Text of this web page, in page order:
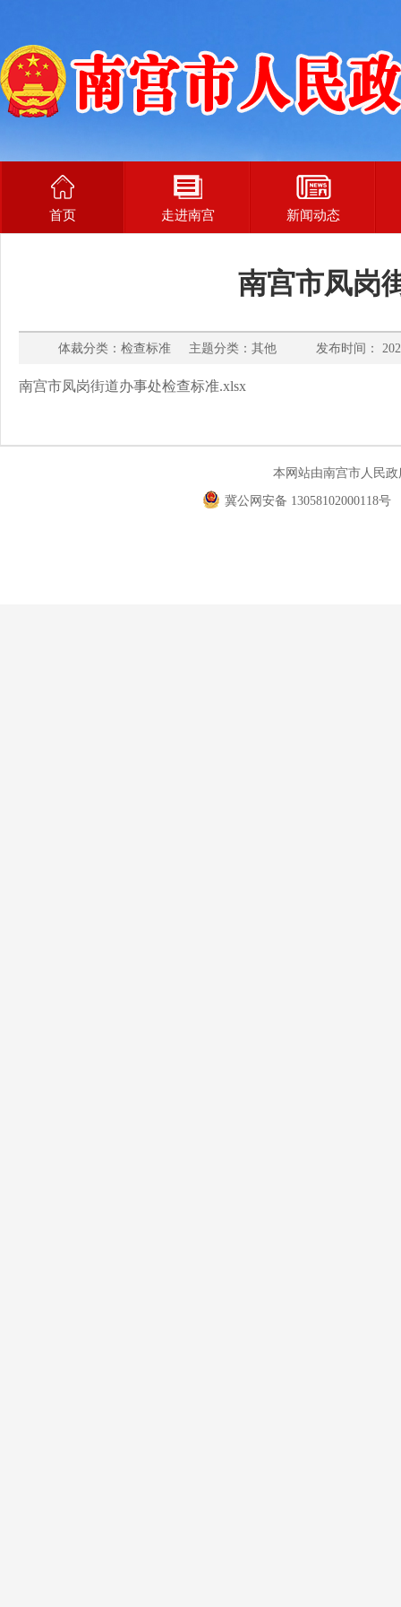
首页 走进南宫 新闻动态
南宫市凤岗
体裁分类：检查标准 主题分类：其他 发布时间：
南宫市凤岗街道办事处检查标准.xlsx
本网站由南宫市人民
冀公网安备 13058102000118号